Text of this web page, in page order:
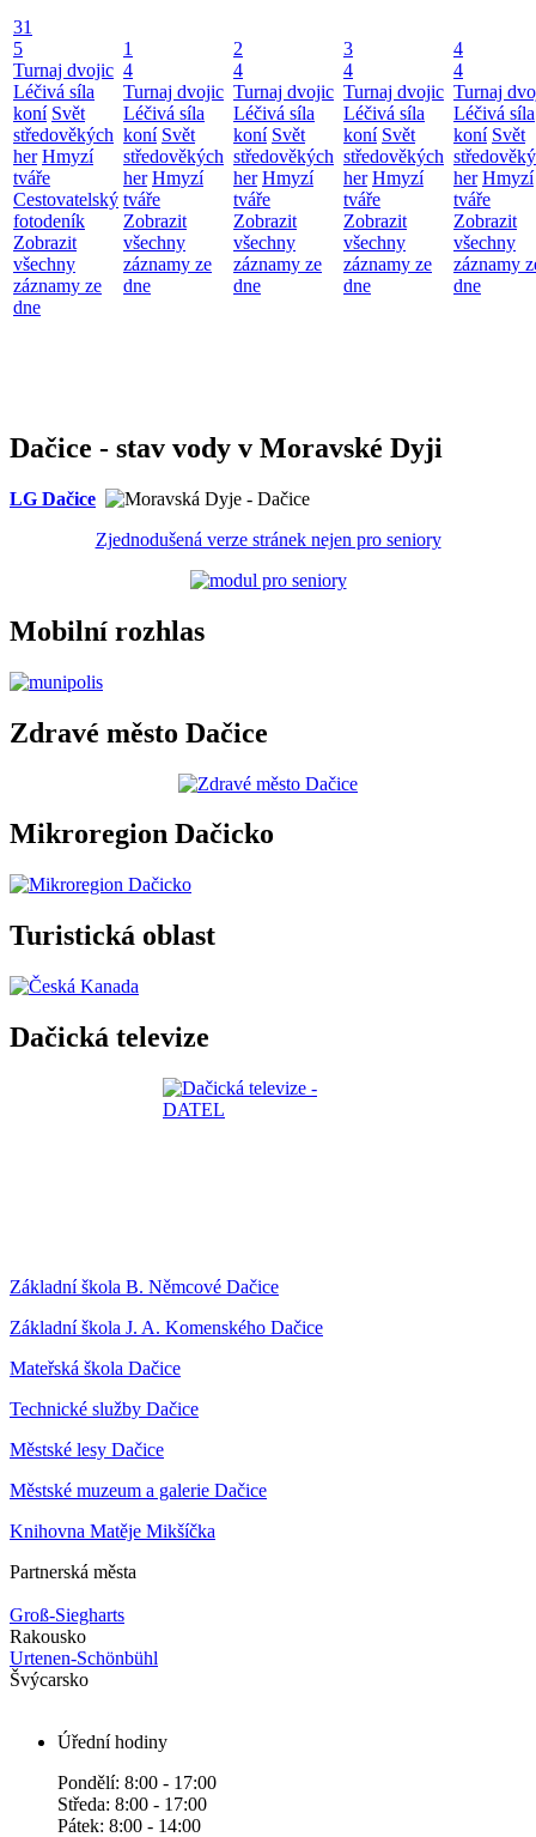
31
5
Turnaj dvojic
Léčivá síla
koní Svět
středověkých
her Hmyzí
tváře
Cestovatelský
fotodeník
Zobrazit
všechny
záznamy ze
dne
1
4
Turnaj dvojic
Léčivá síla
koní Svět
středověkých
her Hmyzí
tváře
Zobrazit
všechny
záznamy ze
dne
2
4
Turnaj dvojic
Léčivá síla
koní Svět
středověkých
her Hmyzí
tváře
Zobrazit
všechny
záznamy ze
dne
3
4
Turnaj dvojic
Léčivá síla
koní Svět
středověkých
her Hmyzí
tváře
Zobrazit
všechny
záznamy ze
dne
4
4
Turnaj
Léčivá síla
koní Svět
her Hmyzí
tváře
Zobrazit
všechny
záznamy
dne
Dačice - stav vody v Moravské Dyji
LG Dačice
Zjednodušená verze stránek nejen pro seniory
Mobilní rozhlas
Zdravé město Dačice
Mikroregion Dačicko
Turistická oblast
Dačická televize
Základní škola B. Němcové Dačice
Základní škola J. A. Komenského Dačice
Mateřská škola Dačice
Technické služby Dačice
Městské lesy Dačice
Městské muzeum a galerie Dačice
Knihovna Matěje Mikšíčka
Partnerská města
Groß-Siegharts
Rakousko
Urtenen-Schönbühl
Švýcarsko
Úřední hodiny
Pondělí: 8:00 - 17:00
Středa: 8:00 - 17:00
Pátek: 8:00 - 14:00